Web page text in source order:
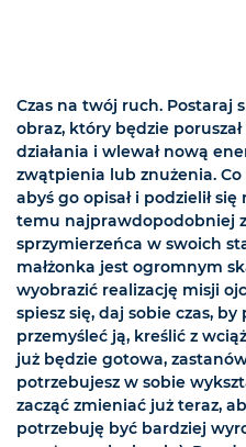
Czas na twój ruch. Postaraj
obraz, który będzie
działania i wlewał nową
zwątpienia lub znużenia.
abyś go opisał i podzielił
temu najprawdopodobniej
sprzymierzeńca w swoich
małżonka jest ogromnym
wyobrazić realizację misji
spiesz się, daj sobie czas,
przemyśleć ją, kreślić z
już będzie gotowa,
potrzebujesz w sobie
zacząć zmieniać już teraz,
potrzebuję być bardziej